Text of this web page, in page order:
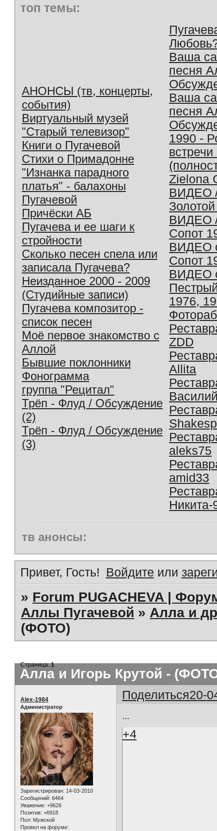
топ темы:
АНОНСЫ (тв, концерты,
события)
Виртуальный музей
"Старый телевизор"
Книги о Пугачевой
Стихи о Примадонне
"Изнанка парадного
платья" - балахоны
Пугачевой
Причёски АБ
Пугачева и ее шаги к
стройности
Сколько песен спела или
записала Пугачева?
Неизданное 2000 - 2009
(Студийные записи)
Пугачева композитор -
список песен
Моё первое знакомство с
Аллой
Бывшие поклонники
Фонограмма
группа "Рецитал"
Трёп - Флуд / Обсуждение
(2)
Трёп - Флуд / Обсуждение
(3)
Ваша
песня
Ваша
песня
1990 -
Zielona
ВИДЕО
ВИДЕО
Сопот
ВИДЕО
Сопот
ВИДЕО
1976,
ZDD
Allita
aleks75
amid33
Никита-
тв анонсы:
Привет, Гость! Войдите или
» Forum PUGACHEVA |
Аллы Пугачевой » Алла и
(ФОТО)
Алла и Игорь Крутой -
Страница:1
Поделиться20-
Alex-1984
Администратор
Зарегистрирован: 14-03-2010
Сообщений: 6464
Уважение: +9626
Позитив: +6918
Пол: Мужской
Провел на форуме:
...
+4